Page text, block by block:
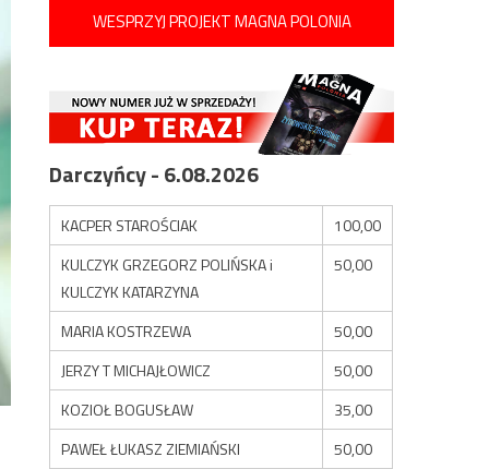
WESPRZYJ PROJEKT MAGNA POLONIA
Darczyńcy - 6.08.2026
KACPER STAROŚCIAK
100,00
KULCZYK GRZEGORZ POLIŃSKA i
KULCZYK KATARZYNA
50,00
MARIA KOSTRZEWA
50,00
JERZY T MICHAJŁOWICZ
50,00
KOZIOŁ BOGUSŁAW
35,00
PAWEŁ ŁUKASZ ZIEMIAŃSKI
50,00